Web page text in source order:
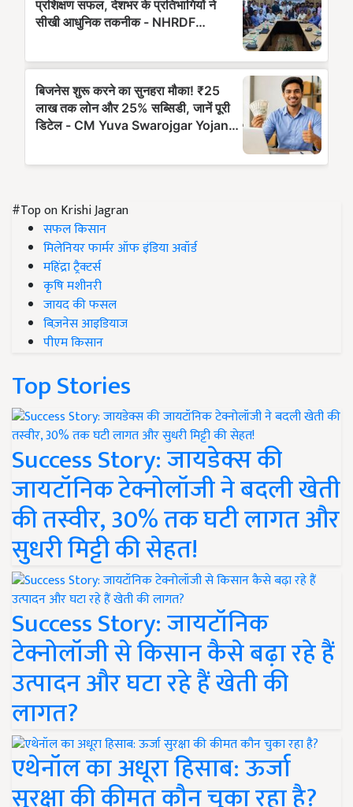
#Top on Krishi Jagran
सफल किसान
मिलेनियर फार्मर ऑफ इंडिया अवॉर्ड
महिंद्रा ट्रैक्टर्स
कृषि मशीनरी
जायद की फसल
बिज़नेस आइडियाज
पीएम किसान
Top Stories
Success Story: जायडेक्स की
जायटॉनिक टेक्नोलॉजी ने बदली खेती
की तस्वीर, 30% तक घटी लागत और
सुधरी मिट्टी की सेहत!
Success Story: जायटॉनिक
टेक्नोलॉजी से किसान कैसे बढ़ा रहे हैं
उत्पादन और घटा रहे हैं खेती की
लागत?
एथेनॉल का अधूरा हिसाब: ऊर्जा